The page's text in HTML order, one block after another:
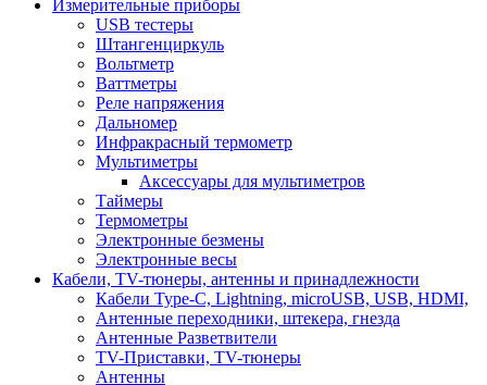
Измерительные приборы
USB тестеры
Штангенциркуль
Вольтметр
Ваттметры
Реле напряжения
Дальномер
Инфракрасный термометр
Мультиметры
Аксессуары для мультиметров
Таймеры
Термометры
Электронные безмены
Электронные весы
Кабели, TV-тюнеры, антенны и принадлежности
Кабели Type-C, Lightning, microUSB, USB, HDMI,
Антенные переходники, штекера, гнезда
Антенные Разветвители
TV-Приставки, TV-тюнеры
Антенны